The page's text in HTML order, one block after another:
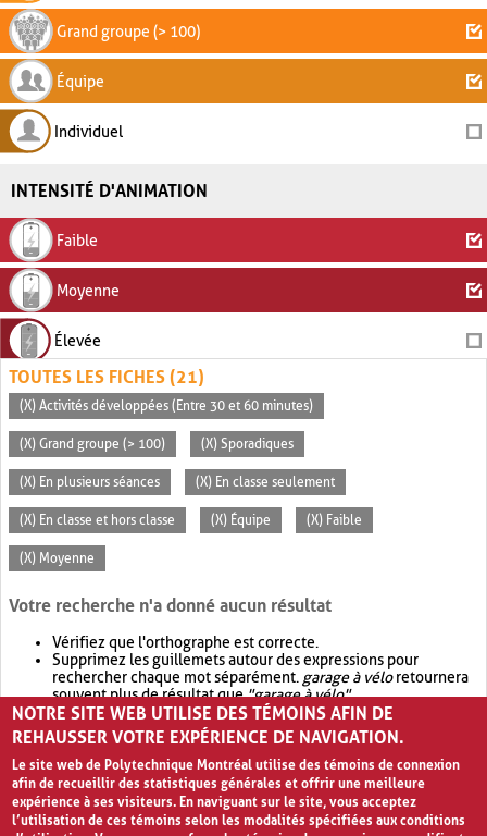
Grand groupe (> 100)
Équipe
Individuel
INTENSITÉ D'ANIMATION
Faible
Moyenne
Élevée
TOUTES LES FICHES (21)
(X) Activités développées (Entre 30 et 60 minutes)
(X) Grand groupe (> 100) (X) Sporadiques
(X) En plusieurs séances (X) En classe seulement
(X) En classe et hors classe (X) Équipe (X) Faible
(X) Moyenne
Votre recherche n'a donné aucun résultat
Vérifiez que l'orthographe est correcte.
Supprimez les guillemets autour des expressions pour
rechercher chaque mot séparément. garage à véloretournera
souvent plus de résultat que"garage à vélo".
Envisagez d'élargir votre recherche avec OR.garage OR vélo
retournera souvent plus de résultat quegarage à vélo
NOTRE SITE WEB UTILISE DES TÉMOINS AFIN DE
REHAUSSER VOTRE EXPÉRIENCE DE NAVIGATION.
Le site web de Polytechnique Montréal utilise des témoins de connexion
afin de recueillir des statistiques générales et offrir une meilleure
expérience à ses visiteurs. En naviguant sur le site, vous acceptez
l’utilisation de ces témoins selon les modalités spécifiées aux conditions